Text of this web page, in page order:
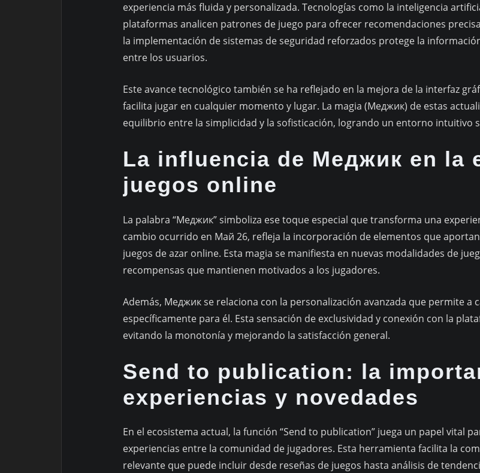
experiencia más fluida y personalizada. Tecnologías como la inteligencia
plataformas analicen patrones de juego para ofrecer recomendaciones
la implementación de sistemas de seguridad reforzados protege la
entre los usuarios.
Este avance tecnológico también se ha reflejado en la mejora de la interfaz
facilita jugar en cualquier momento y lugar. La magia (Меджик) de estas
equilibrio entre la simplicidad y la sofisticación, logrando un entorno intuitivo
La influencia de Меджик en la
juegos online
La palabra “Меджик” simboliza ese toque especial que transforma una
cambio ocurrido en Май 26, refleja la incorporación de elementos que
juegos de azar online. Esta magia se manifiesta en nuevas modalidades de
recompensas que mantienen motivados a los jugadores.
Además, Меджик se relaciona con la personalización avanzada que permite a
específicamente para él. Esta sensación de exclusividad y conexión con la
evitando la monotonía y mejorando la satisfacción general.
Send to publication: la
experiencias y novedades
En el ecosistema actual, la función “Send to publication” juega un papel vital
experiencias entre la comunidad de jugadores. Esta herramienta facilita la
relevante que puede incluir desde reseñas de juegos hasta análisis de